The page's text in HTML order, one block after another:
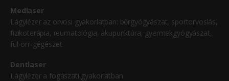
Medlaser
Lágylézer az orvosi gyakorlatban: bőrgyógyászat, sportorvoslás,
fizikoterápia, reumatológia, akupunktúra, gyermekgyógyászat,
fül-orr-gégészet
Dentlaser
Lágylézer a fogászati gyakorlatban